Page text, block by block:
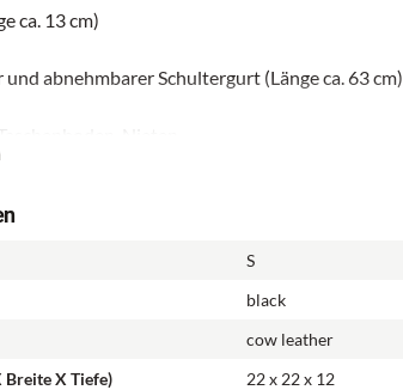
ca. 13 cm)
abnehmbarer Schultergurt (Länge ca. 63 cm)
S
black
cow leather
Breite X Tiefe)
22 x 22 x 12